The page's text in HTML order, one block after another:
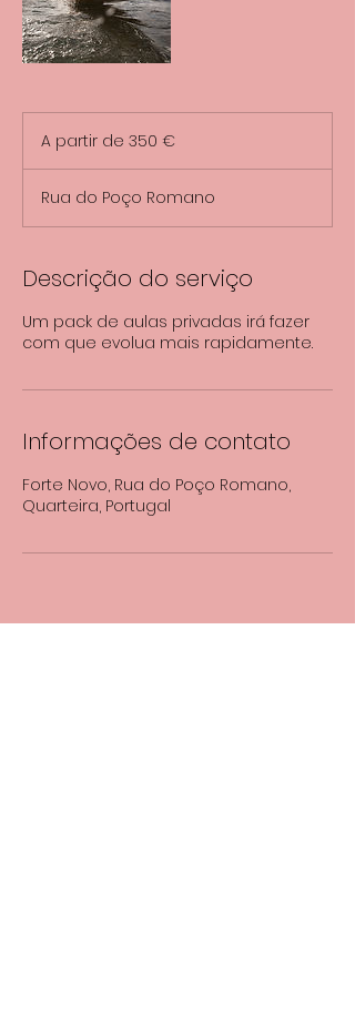
euros
A partir de 350 €
Rua do Poço Romano
Descrição do serviço
Um pack de aulas privadas irá fazer
com que evolua mais rapidamente.
Informações de contato
Forte Novo, Rua do Poço Romano,
Quarteira, Portugal